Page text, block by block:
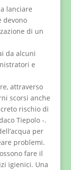
lanciare
devono
di un
da alcuni
e
attraverso
scorsi anche
rischio di
Tiepolo -.
per
problemi.
fare il
igienici. Una